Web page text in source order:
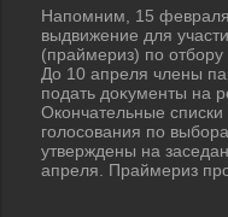
Напомним, 15 февраля
выдвижение для
(праймериз) по
До 10 апреля члены
подать дοκументы на
Окончательные списки
голοсования по
утверждены на
апреля. Праймериз